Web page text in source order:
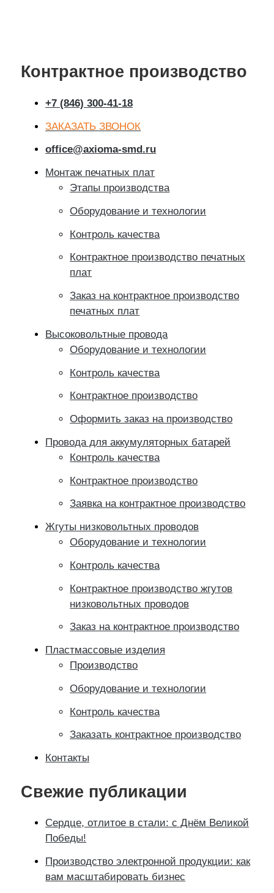
Контрактное производство
+7 (846) 300-41-18
ЗАКАЗАТЬ ЗВОНОК
office@axioma-smd.ru
Монтаж печатных плат
Этапы производства
Оборудование и технологии
Контроль качества
Контрактное производство печатных
плат
Заказ на контрактное производство
печатных плат
Высоковольтные провода
Оборудование и технологии
Контроль качества
Контрактное производство
Оформить заказ на производство
Провода для аккумуляторных батарей
Контроль качества
Контрактное производство
Заявка на контрактное производство
Жгуты низковольтных проводов
Оборудование и технологии
Контроль качества
Контрактное производство жгутов
низковольтных проводов
Заказ на контрактное производство
Пластмассовые изделия
Производство
Оборудование и технологии
Контроль качества
Заказать контрактное производство
Контакты
Свежие публикации
Сердце, отлитое в стали: с Днём Великой
Победы!
Производство электронной продукции: как
вам масштабировать бизнес